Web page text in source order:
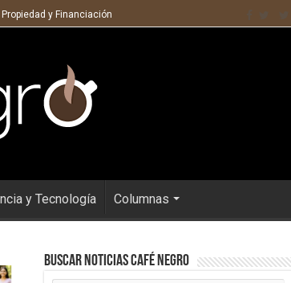
Propiedad y Financiación
y Tecnología Columnas
Buscar Noticias Café Negro